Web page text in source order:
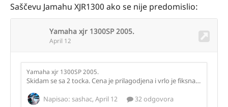
Saščevu Jamahu XJR1300 ako se nije predomislio: